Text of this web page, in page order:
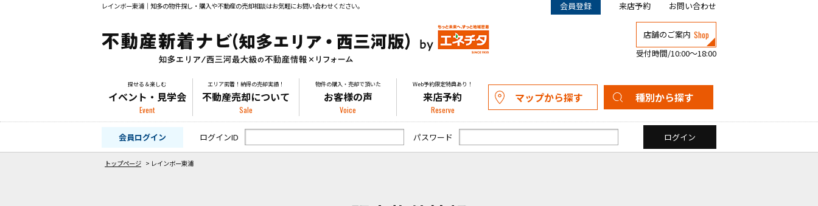
レインボー東浦｜知多の物件探し・購入や不動産の売却相談はお気軽にお問い合わせください。 会員登録 来店予約 お問い合わせ
店舗のご案内 Shop
受付時間/10:00～18:00
探せる＆楽しむ
イベント・見学会
Event
エリア密着！納得の売却実績！
不動産売却について
Sale
物件の購入・売却で頂いた
お客様の声
Voice
Web予約限定特典あり！
来店予約
Reserve
マップから探す 種別から探す
新築一戸建て
中古一戸建て
マンション
土地
会員ログイン
ログインID パスワード
トップページ > レインボー東浦